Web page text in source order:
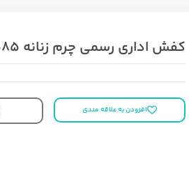
کفش اداری رسمی چرم زنانه mrc2111-85
افزودن به علاقه مندی